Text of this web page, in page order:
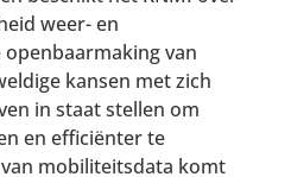
weer- en
openbaarmaking van
kansen met zich
in staat stellen om
en efficiënter te
van mobiliteitsdata komt